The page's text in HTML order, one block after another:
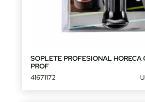
SOPLETE PROFESIONAL HORECA
PROF
41671172